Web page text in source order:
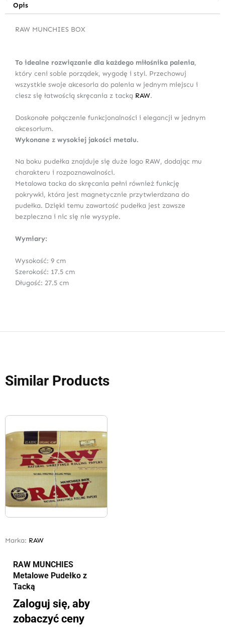
Opis
RAW MUNCHIES BOX
To idealne rozwiązanie dla każdego miłośnika palenia,
który ceni sobie porządek, wygodę i styl. Przechowuj
wszystkie swoje akcesoria do palenia w jednym miejscu i
ciesz się łatwością skręcania z tacką RAW.
Doskonałe połączenie funkcjonalności i elegancji w jednym
akcesorium.
Wykonane z wysokiej jakości metalu.
Na boku pudełka znajduje się duże logo RAW, dodając mu
charakteru i rozpoznawalności.
Metalowa tacka do skręcania pełni również funkcję
pokrywki, która jest magnetycznie przytwierdzana do
pudełka. Dzięki temu zawartość pudełka jest zawsze
bezpieczna i nic się nie wysypie.
Wymiary:
Wysokość: 9 cm
Szerokość: 17.5 cm
Długość: 27.5 cm
Similar Products
Marka: RAW
RAW MUNCHIES
Metalowe Pudełko z
Tacką
Zaloguj się, aby
zobaczyć ceny